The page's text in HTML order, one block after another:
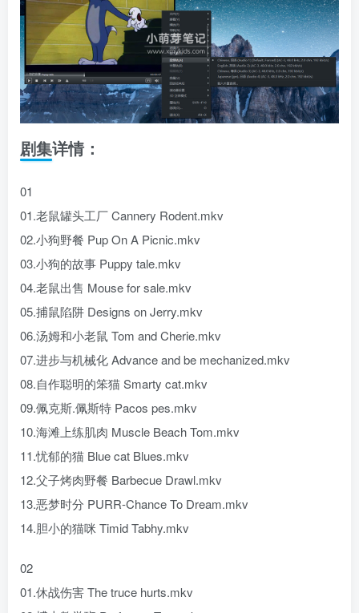
剧集详情：
01
01.老鼠罐头工厂 Cannery Rodent.mkv
02.小狗野餐 Pup On A Picnic.mkv
03.小狗的故事 Puppy tale.mkv
04.老鼠出售 Mouse for sale.mkv
05.捕鼠陷阱 Designs on Jerry.mkv
06.汤姆和小老鼠 Tom and Cherie.mkv
07.进步与机械化 Advance and be mechanized.mkv
08.自作聪明的笨猫 Smarty cat.mkv
09.佩克斯.佩斯特 Pacos pes.mkv
10.海滩上练肌肉 Muscle Beach Tom.mkv
11.忧郁的猫 Blue cat Blues.mkv
12.父子烤肉野餐 Barbecue Drawl.mkv
13.恶梦时分 PURR-Chance To Dream.mkv
14.胆小的猫咪 Timid Tabhy.mkv
02
01.休战伤害 The truce hurts.mkv